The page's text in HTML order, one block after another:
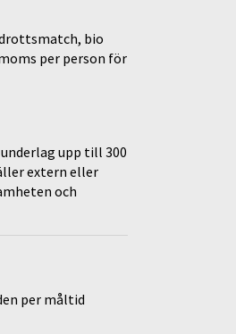
bio
per person för
upp till 300
extern eller
och
per måltid